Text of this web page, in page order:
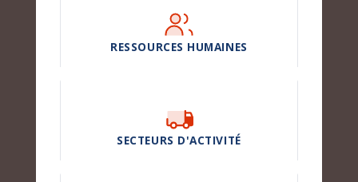
RESSOURCES HUMAINES
SECTEURS D'ACTIVITÉ